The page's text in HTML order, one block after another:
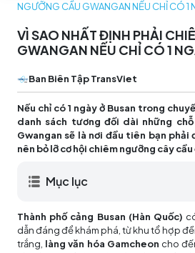
NGƯỠNG CẦU GWANGAN NẾU CHỈ CÓ 1
VÌ SAO NHẤT ĐỊNH PHẢI
GWANGAN NẾU CHỈ CÓ 1
Ban Biên Tập TransViet
Nếu chỉ có 1 ngày ở Busan trong
danh sách tương đối dài những
Gwangan sẽ là nơi đầu tiên bạn phải
nên bỏ lỡ cơ hội chiêm ngưỡng cây
Mục lục
Thành phố cảng Busan (Hàn Quốc)
dẫn đáng để khám phá, từ khu tổ hợp
trắng, làng văn hóa Gamcheon cho